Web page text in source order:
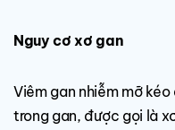
Nguy cơ xơ gan
Viêm gan nhiễm mỡ
trong gan, được gọi là